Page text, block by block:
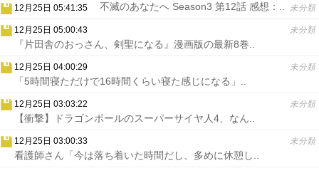
12月25日 05:41:35 未分類
不滅のあなたへ Season3 第12話 感想：..
12月25日 05:00:43 未分類
『片田舎のおっさん、剣聖になる』漫画版の最新8巻..
12月25日 04:00:29 未分類
「5時間寝ただけで16時間くらい寝た感じになる」..
12月25日 03:03:22 未分類
【衝撃】ドラゴンボールのスーパーサイヤ人4、なん..
12月25日 03:00:33 未分類
看護師さん「今は落ち着いた時間だし、多めに休憩し..